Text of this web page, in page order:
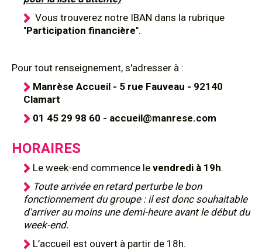
Vous trouverez notre IBAN dans la rubrique
"Participation financière".
Pour tout renseignement, s'adresser à :
Manrèse Accueil - 5 rue Fauveau - 92140
Clamart
01 45 29 98 60 - accueil@manrese.com
HORAIRES
Le week-end commence le vendredi à 19h.
Toute arrivée en retard perturbe le bon
fonctionnement du groupe : il est donc souhaitable
d'arriver au moins une demi-heure avant le début du
week-end.
L’accueil est ouvert à partir de 18h.